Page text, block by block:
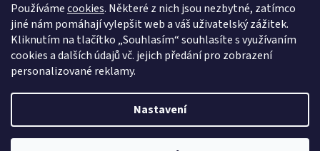
Používámecookies. Některé z nich jsou nezbytné, zatímco
jiné nám pomáhají vylepšit web a váš uživatelský zážitek.
Kliknutím na tlačítko „Souhlasím“ souhlasíte s využívaním
cookies a dalších údajů vč. jejich předání pro zobrazení
personalizované reklamy.
Nastavení